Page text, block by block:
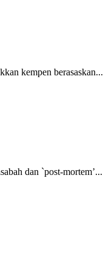
kempen berasaskan...
dan `post-mortem’...